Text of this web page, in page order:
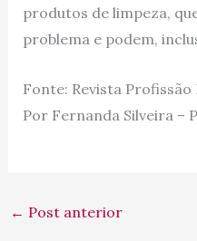
produtos de limpeza,
problema e podem,
Fonte: Revista Profissão
Por Fernanda Silveira –
← Post anterior